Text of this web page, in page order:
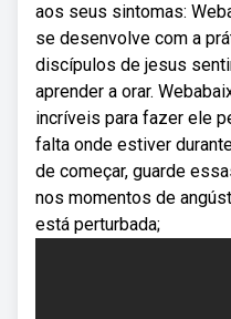
aos seus sintomas:
se desenvolve com a
discípulos de jesus
aprender a orar.
incríveis para fazer ele
falta onde estiver
de começar, guarde
nos momentos de
está perturbada;